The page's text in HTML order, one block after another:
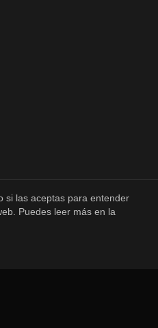
si las aceptas para entender
Puedes leer más en la